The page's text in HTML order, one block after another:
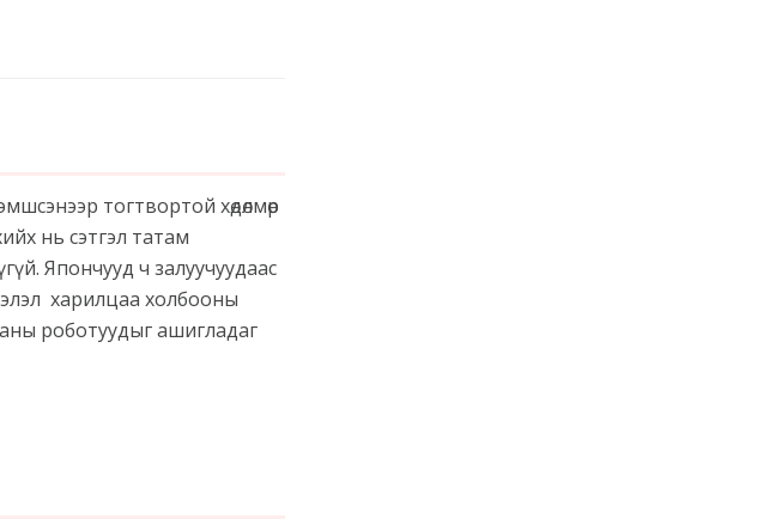
тогтвортой хөдөлмөр
нь сэтгэл татам
Япончууд ч залуучуудаас
харилцаа холбооны
роботуудыг ашигладаг